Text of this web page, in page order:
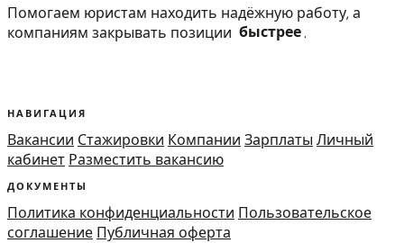
Помогаем юристам находить надёжную работу, а
компаниям закрывать позиции быстрее.
НАВИГАЦИЯ
Вакансии Стажировки Компании Зарплаты Личный
кабинет Разместить вакансию
ДОКУМЕНТЫ
Политика конфиденциальности Пользовательское
соглашение Публичная оферта